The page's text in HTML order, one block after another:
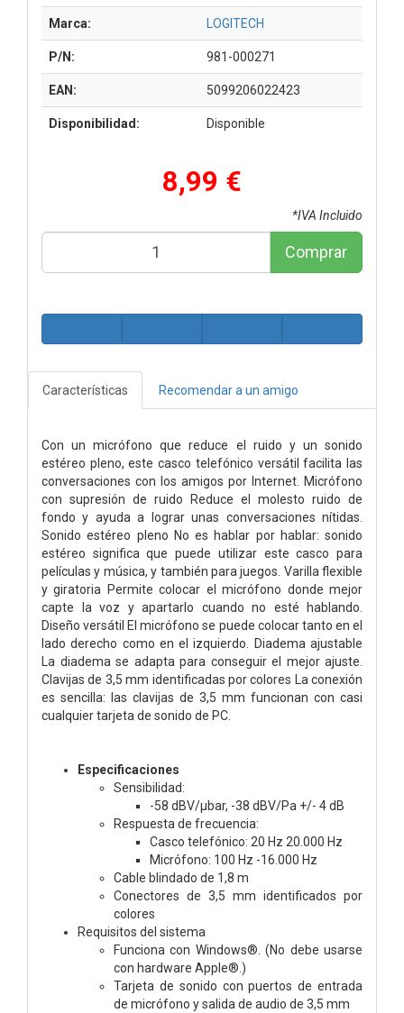
Marca: LOGITECH
P/N: 981-000271
EAN: 5099206022423
Disponibilidad: Disponible
8,99 €
*IVA Incluido
Comprar
Características Recomendar a un amigo
Con un micrófono que reduce el ruido y un sonido
estéreo pleno, este casco telefónico versátil facilita las
conversaciones con los amigos por Internet. Micrófono
con supresión de ruido Reduce el molesto ruido de
fondo y ayuda a lograr unas conversaciones nítidas.
Sonido estéreo pleno No es hablar por hablar: sonido
estéreo significa que puede utilizar este casco para
películas y música, y también para juegos. Varilla flexible
y giratoria Permite colocar el micrófono donde mejor
capte la voz y apartarlo cuando no esté hablando.
Diseño versátil El micrófono se puede colocar tanto en el
lado derecho como en el izquierdo. Diadema ajustable
La diadema se adapta para conseguir el mejor ajuste.
Clavijas de 3,5 mm identificadas por colores La conexión
es sencilla: las clavijas de 3,5 mm funcionan con casi
cualquier tarjeta de sonido de PC.
Especificaciones
Sensibilidad:
-58 dBV/µbar, -38 dBV/Pa +/- 4 dB
Respuesta de frecuencia:
Casco telefónico: 20 Hz 20.000 Hz
Micrófono: 100 Hz -16.000 Hz
Cable blindado de 1,8 m
Conectores de 3,5 mm identificados por
colores
Requisitos del sistema
Funciona con Windows®. (No debe usarse
con hardware Apple®.)
Tarjeta de sonido con puertos de entrada
de micrófono y salida de audio de 3,5 mm